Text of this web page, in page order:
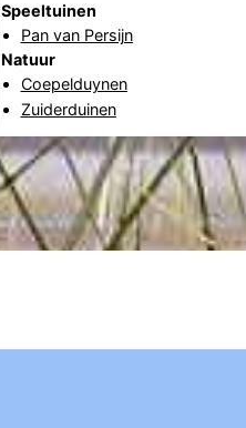
Speeltuinen
Pan van Persijn
Natuur
Coepelduynen
Zuiderduinen